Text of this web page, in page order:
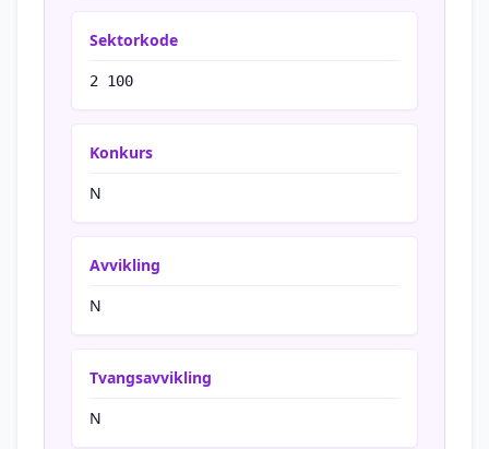
Sektorkode
2 100
Konkurs
N
Avvikling
N
Tvangsavvikling
N